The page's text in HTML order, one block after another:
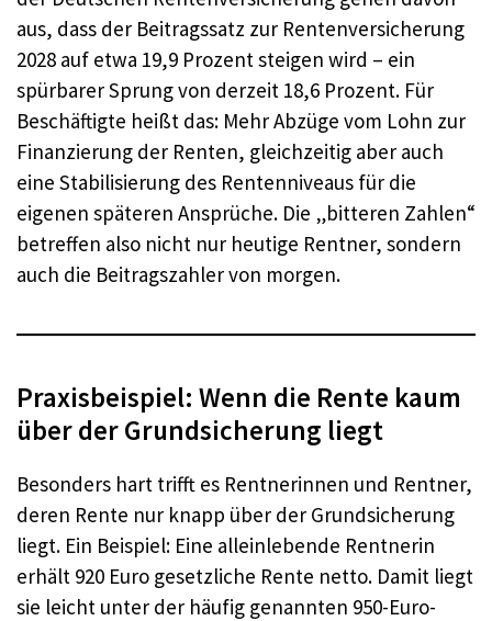
aus, dass der Beitragssatz zur Rentenversicherung
2028 auf etwa 19,9 Prozent steigen wird – ein
spürbarer Sprung von derzeit 18,6 Prozent. Für
Beschäftigte heißt das: Mehr Abzüge vom Lohn zur
Finanzierung der Renten, gleichzeitig aber auch
eine Stabilisierung des Rentenniveaus für die
eigenen späteren Ansprüche. Die „bitteren Zahlen“
betreffen also nicht nur heutige Rentner, sondern
auch die Beitragszahler von morgen.
Praxisbeispiel: Wenn die Rente kaum
über der Grundsicherung liegt
Besonders hart trifft es Rentnerinnen und Rentner,
deren Rente nur knapp über der Grundsicherung
liegt. Ein Beispiel: Eine alleinlebende Rentnerin
erhält 920 Euro gesetzliche Rente netto. Damit liegt
sie leicht unter der häufig genannten 950-Euro-